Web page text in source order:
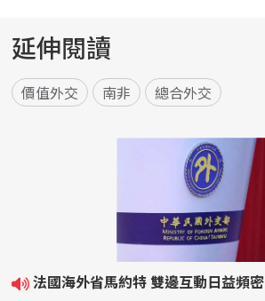
延伸閱讀
價值外交 南非 總合外交
法國海外省馬約特 雙邊互動日益頻密